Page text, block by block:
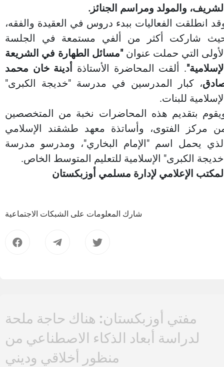
والمولد ومراسم الجنائز.
انطلقت الفعاليات ببدء دروس في العقيدة والفقه،
شاركت أكثر من ألفي مستمعة في الجلسة
التي حملت عنوان"مسائل الطهارة في الشريعة
. ألقت المحاضرة الأستاذة
أدينة خان محمد
، كبار المدرسين في مدرسة "خديجة الكبرى"
للبنات.
بتقديم هذه المحاضرات نخبة من المتخصصين
مركز الفتوى، وأساتذة معهد طشقند الإسلامي
يحمل اسم "الإمام البخاري"، ومدرسو مدرسة
الكبرى" الإسلامية للتعليم المتوسط الخاص.
الإعلامي لإدارة مسلمي أوزبكستان
شارك المعلومات على الشبكات الاجتماعية
مفتي أوزبكستان: هناك حاجة ملحة
لدراسة أبعاد الذكاء الاصطناعي من
منظور أخلاقي وديني